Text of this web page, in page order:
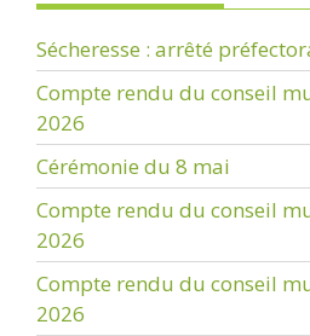
Sécheresse : arrêté
Compte rendu du conseil
2026
Cérémonie du 8 mai
Compte rendu du conseil
2026
Compte rendu du conseil
2026